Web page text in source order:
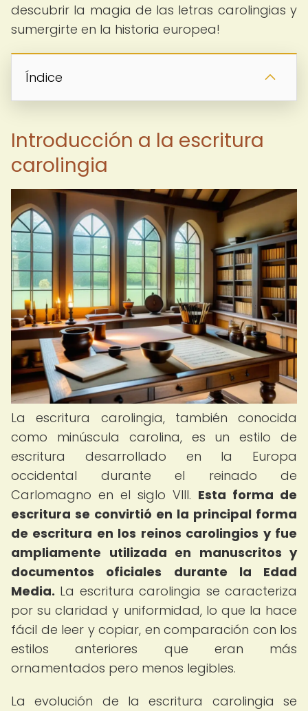
descubrir la magia de las letras carolingias y
sumergirte en la historia europea!
Índice
Introducción a la escritura
carolingia
La escritura carolingia, también conocida
como minúscula carolina, es un estilo de
escritura desarrollado en la Europa
occidental durante el reinado de
Carlomagno en el siglo VIII. Esta forma de
escritura se convirtió en la principal forma
de escritura en los reinos carolingios y fue
ampliamente utilizada en manuscritos y
documentos oficiales durante la Edad
Media. La escritura carolingia se caracteriza
por su claridad y uniformidad, lo que la hace
fácil de leer y copiar, en comparación con los
estilos anteriores que eran más
ornamentados pero menos legibles.
La evolución de la escritura carolingia se